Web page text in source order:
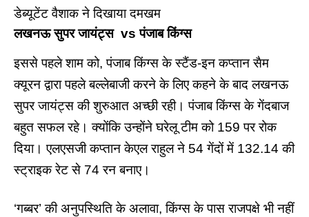
डेब्यूटेंट वैशाक ने दिखाया दमखम
लखनऊ सुपर जायंट्स vs पंजाब किंग्स
इससे पहले शाम को, पंजाब किंग्स के स्टैंड-इन कप्तान सैम
क्यूरन द्वारा पहले बल्लेबाजी करने के लिए कहने के बादलखनऊ
सुपर जायंट्सकी शुरुआत अच्छी रही।पंजाब किंग्सके गेंदबाज
बहुत सफल रहे। क्योंकि उन्होंने घरेलू टीम को 159 पर रोक
दिया। एलएसजी कप्तान केएल राहुल ने 54 गेंदों में 132.14 की
स्ट्राइक रेट से 74 रन बनाए।
‘गब्बर’ की अनुपस्थिति के अलावा, किंग्स के पास राजपक्षे भी नहीं